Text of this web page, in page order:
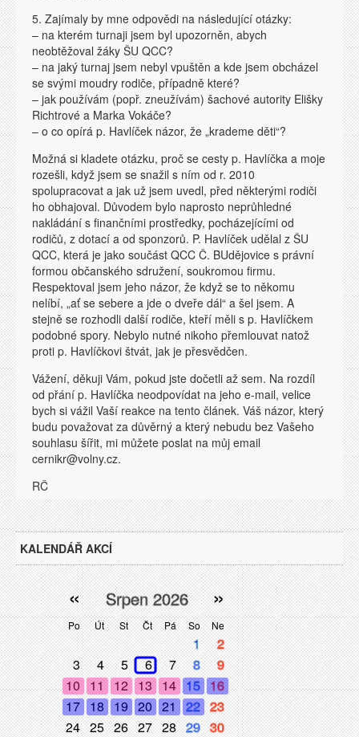
5. Zajímaly by mne odpovědi na následující otázky:
– na kterém turnaji jsem byl upozorněn, abych
neobtěžoval žáky ŠU QCC?
– na jaký turnaj jsem nebyl vpuštěn a kde jsem obcházel
se svými moudry rodiče, případně které?
– jak používám (popř. zneužívám) šachové autority Elišky
Richtrové a Marka Vokáče?
– o co opírá p. Havlíček názor, že „krademe děti“?
Možná si kladete otázku, proč se cesty p. Havlíčka a moje
rozešli, když jsem se snažil s ním od r. 2010
spolupracovat a jak už jsem uvedl, před některými rodiči
ho obhajoval. Důvodem bylo naprosto neprůhledné
nakládání s finančními prostředky, pocházejícími od
rodičů, z dotací a od sponzorů. P. Havlíček udělal z ŠU
QCC, která je jako součást QCC Č. BUdějovice s právní
formou občanského sdružení, soukromou firmu.
Respektoval jsem jeho názor, že když se to někomu
nelíbí, „ať se sebere a jde o dveře dál“ a šel jsem. A
stejně se rozhodli další rodiče, kteří měli s p. Havlíčkem
podobné spory. Nebylo nutné nikoho přemlouvat natož
proti p. Havlíčkovi štvát, jak je přesvědčen.
Vážení, děkuji Vám, pokud jste dočetli až sem. Na rozdíl
od přání p. Havlíčka neodpovídat na jeho e-mail, velice
bych si vážil Vaší reakce na tento článek. Váš názor, který
budu považovat za důvěrný a který nebudu bez Vašeho
souhlasu šířit, mi můžete poslat na můj email
cernikr@volny.cz.
RČ
KALENDÁŘ AKCÍ
Po Út St Čt Pá So Ne
« »
Srpen 2026
1
2
3
4 5 6 7 8
9
10
11 12 13 14 15 16
17 18 19 20 21 22 23
24 25 26 27 28 29 30